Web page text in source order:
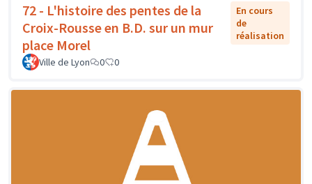
72 - L'histoire des pentes de la
Croix-Rousse en B.D. sur un mur
place Morel
En cours
de
réalisation
Ville de Lyon 0 0